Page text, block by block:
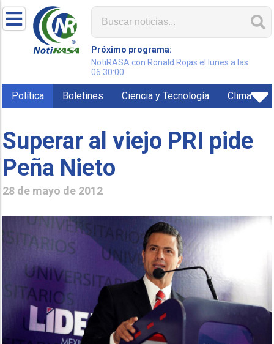
Próximo programa:
NotiRASA con Ronald Rojas el lunes a las
06:30:00
Política Boletines Ciencia y Tecnología Clima
Superar al viejo PRI pide
Peña Nieto
28 de mayo de 2012